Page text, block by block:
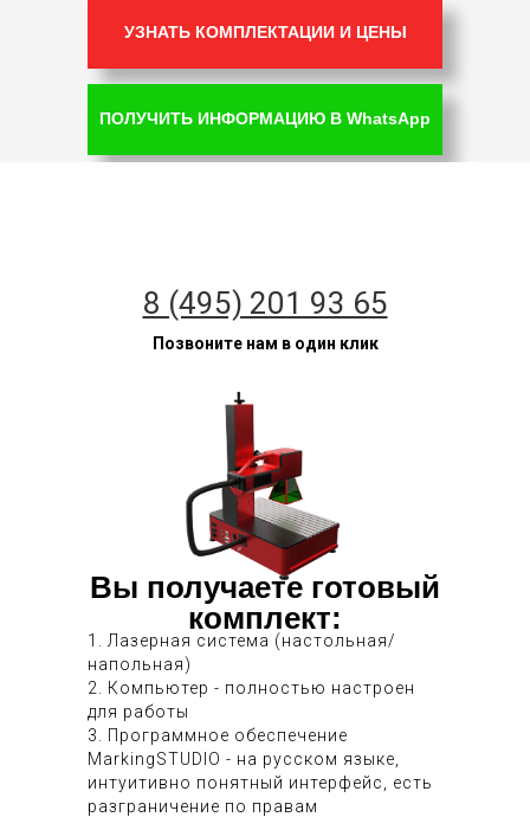
УЗНАТЬ КОМПЛЕКТАЦИИ И ЦЕНЫ
ПОЛУЧИТЬ ИНФОРМАЦИЮ В WhatsApp
8 (495) 201 93 65
Позвоните нам в один клик
1. Лазерная система (настольная/
напольная)
2. Компьютер - полностью настроен
для работы
3. Программное обеспечение
MarkingSTUDIO - на русском языке,
интуитивно понятный интерфейс, есть
разграничение по правам
Вы получаете готовый
комплект: